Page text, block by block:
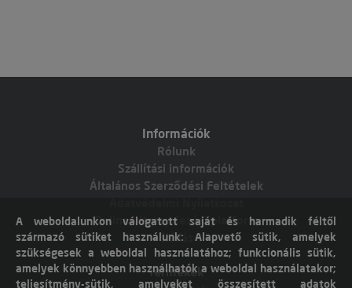
Információk
Rólunk
Szállítási információk
Általános Szerződési Feltételek
Online vitarendezési platform
Elállás
Termékek
A weboldalunkon válogatott saját és harmadik féltől
származó sütiket használunk: Alapvető sütik, amelyek
szükségesek a weboldal használatához; funkcionális sütik,
amelyek könnyebben használhatók a weboldal használatakor;
teljesítmény-sütik, amelyeket összesített adatok